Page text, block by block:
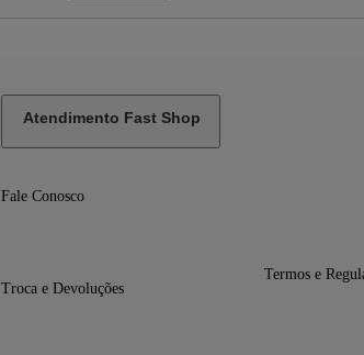
Atendimento Fast Shop
Fale Conosco
Troca e Devoluções
Termos e